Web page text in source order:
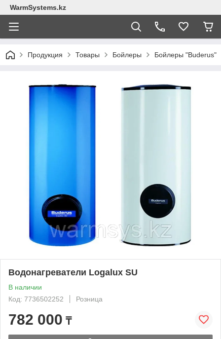
WarmSystems.kz
Продукция Товары Бойлеры Бойлеры "Buderus"
Водонагреватели Logalux SU
В наличии
Код: 7736502252
Розница
782 000 ₸